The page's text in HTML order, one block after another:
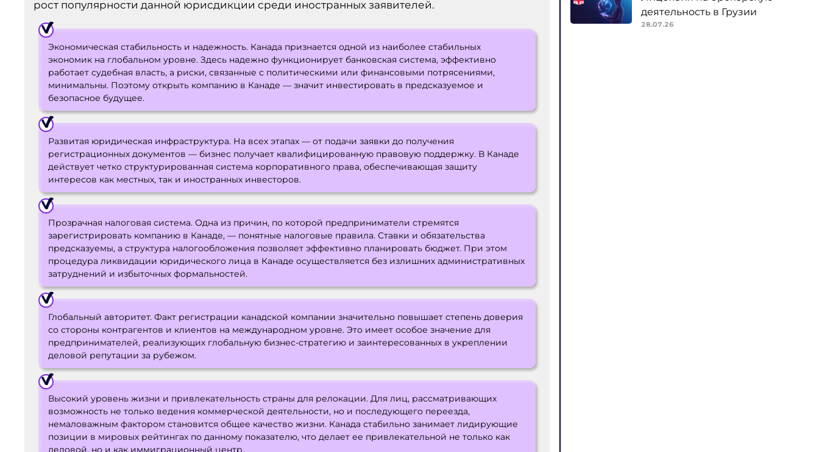
рост популярности данной юрисдикции среди иностранных заявителей.
Экономическая стабильность и надежность. Канада признается одной из наиболее стабильных
экономик на глобальном уровне. Здесь надежно функционирует банковская система, эффективно
работает судебная власть, а риски, связанные с политическими или финансовыми потрясениями,
минимальны. Поэтому открыть компанию в Канаде — значит инвестировать в предсказуемое и
безопасное будущее.
Развитая юридическая инфраструктура. На всех этапах — от подачи заявки до получения
регистрационных документов — бизнес получает квалифицированную правовую поддержку. В Канаде
действует четко структурированная система корпоративного права, обеспечивающая защиту
интересов как местных, так и иностранных инвесторов.
Прозрачная налоговая система. Одна из причин, по которой предприниматели стремятся
зарегистрировать компанию в Канаде, — понятные налоговые правила. Ставки и обязательства
предсказуемы, а структура налогообложения позволяет эффективно планировать бюджет. При этом
процедура ликвидации юридического лица в Канаде осуществляется без излишних административных
затруднений и избыточных формальностей.
Глобальный авторитет. Факт регистрации канадской компании значительно повышает степень доверия
со стороны контрагентов и клиентов на международном уровне. Это имеет особое значение для
предпринимателей, реализующих глобальную бизнес-стратегию и заинтересованных в укреплении
деловой репутации за рубежом.
Высокий уровень жизни и привлекательность страны для релокации. Для лиц, рассматривающих
возможность не только ведения коммерческой деятельности, но и последующего переезда,
немаловажным фактором становится общее качество жизни. Канада стабильно занимает лидирующие
позиции в мировых рейтингах по данному показателю, что делает ее привлекательной не только как
деловой, но и как иммиграционный центр.
деятельность в Грузии
28.07.26